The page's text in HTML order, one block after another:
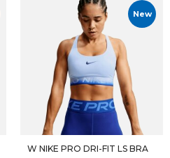
New
W NIKE PRO DRI-FIT LS BRA